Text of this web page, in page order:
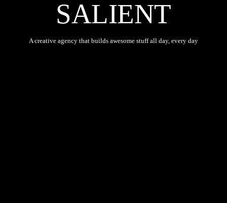
SALIENT
A creative agency that builds awesome stuff all day, every day